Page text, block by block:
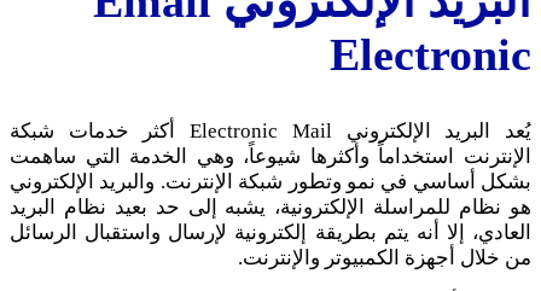
Electronic
يُعد البريد الإلكتروني Electronic Mail أكثر خدمات شبكة
الإنترنت استخداماً وأكثرها شيوعاً، وهي الخدمة التي ساهمت
بشكل أساسي في نمو وتطور شبكة الإنترنت. والبريد الإلكتروني
هو نظام للمراسلة الإلكترونية، يشبه إلى حد بعيد نظام البريد
العادي، إلا أنه يتم بطريقة إلكترونية لإرسال واستقبال الرسائل
من خلال أجهزة الكمبيوتر والإنترنت.